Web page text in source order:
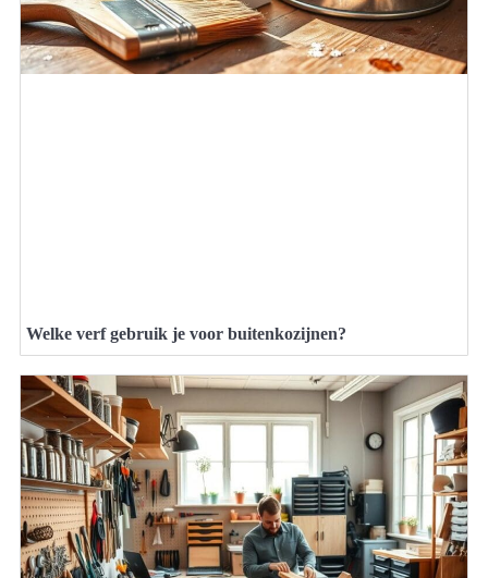
Welke verf gebruik je voor buitenkozijnen?